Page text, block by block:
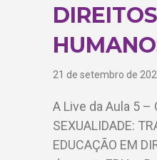
DIREITOS
21 de setembro de
A Live da Aula 5 –
SEXUALIDADE:
EDUCAÇÃO EM